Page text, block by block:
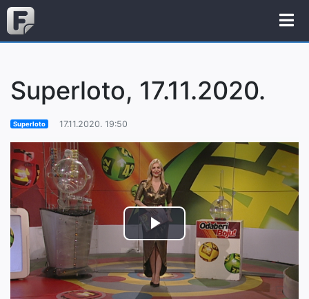
Superloto, 17.11.2020.
Superloto 17.11.2020. 19:50
Play
Video